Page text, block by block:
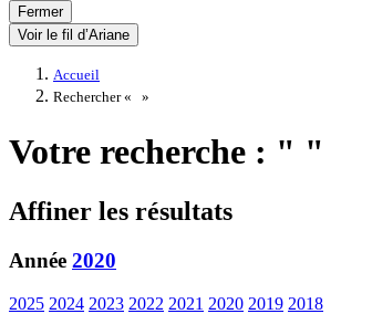
Fermer
Voir le fil d’Ariane
Accueil
Rechercher «
»
Votre recherche : " "
Affiner les résultats
Année 2020
2025 2024 2023 2022 2021 2020 2019 2018